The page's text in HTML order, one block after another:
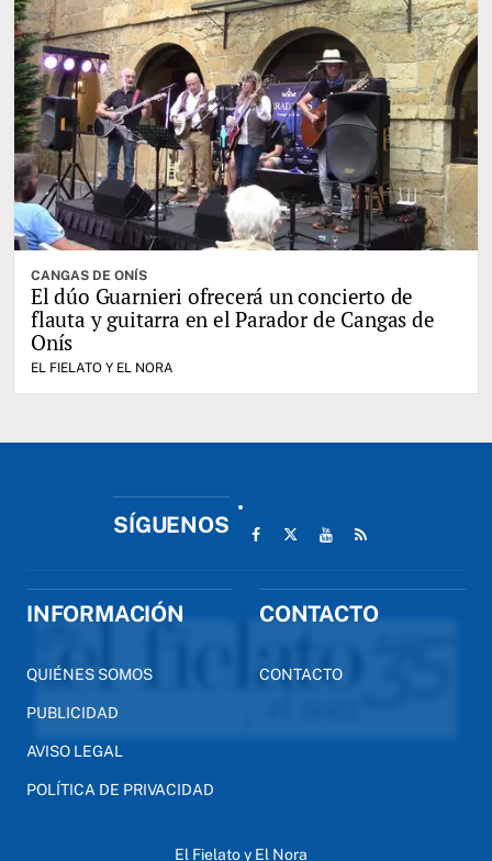
CANGAS DE ONÍS
El dúo Guarnieri ofrecerá un concierto de
flauta y guitarra en el Parador de Cangas de
Onís
EL FIELATO Y EL NORA
SÍGUENOS
INFORMACIÓN
QUIÉNES SOMOS
PUBLICIDAD
AVISO LEGAL
POLÍTICA DE PRIVACIDAD
CONTACTO
CONTACTO
El Fielato y El Nora